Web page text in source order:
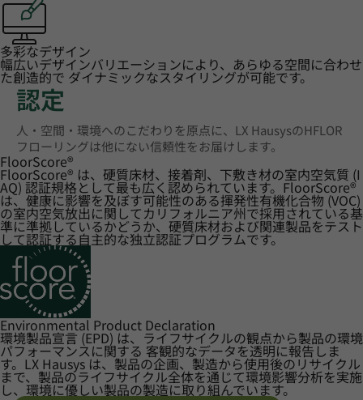
多彩なデザイン
幅広いデザインバリエーションにより、あらゆる空間に合わせ
た創造的で ダイナミックなスタイリングが可能です。
認定
人・空間・環境へのこだわりを原点に、LX HausysのHFLOR
フローリングは他にない信頼性をお届けします。
FloorScore®
FloorScore® は、硬質床材、接着剤、下敷き材の室内空気質 (I
AQ) 認証規格として最も広く認められています。FloorScore®
は、健康に影響を及ぼす可能性のある揮発性有機化合物 (VOC)
の室内空気放出に関してカリフォルニア州で採用されている基
準に準拠しているかどうか、硬質床材および関連製品をテスト
して認証する自主的な独立認証プログラムです。
Environmental Product Declaration
環境製品宣言 (EPD) は、ライフサイクルの観点から製品の環境
パフォーマンスに関する 客観的なデータを透明に報告しま
す。LX Hausys は、製品の企画、製造から使用後のリサイクル
まで、製品のライフサイクル全体を通じて環境影響分析を実施
し、環境に優しい製品の製造に取り組んでいます。